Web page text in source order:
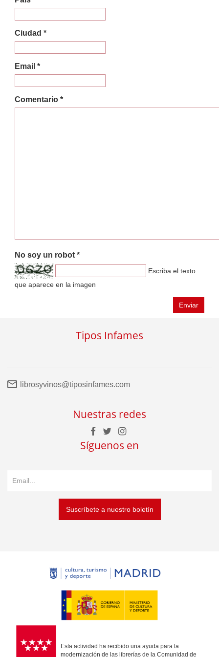
Ciudad *
Email *
Comentario *
No soy un robot *
Escriba el texto
que aparece en la imagen
Enviar
Tipos Infames
librosyvinos@tiposinfames.com
Nuestras redes
Síguenos en
Suscríbete a nuestro boletín
Esta actividad ha recibido una ayuda para la
modernización de las librerías de la Comunidad de